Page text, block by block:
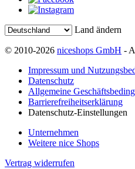
Land ändern
© 2010-2026 niceshops GmbH -
Impressum und
Datenschutz
Allgemeine
Barrierefreiheitserklärung
Datenschutz-Einstellungen
Unternehmen
Weitere nice Shops
Vertrag widerrufen